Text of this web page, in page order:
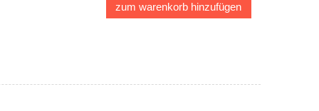
zum warenkorb hinzufügen